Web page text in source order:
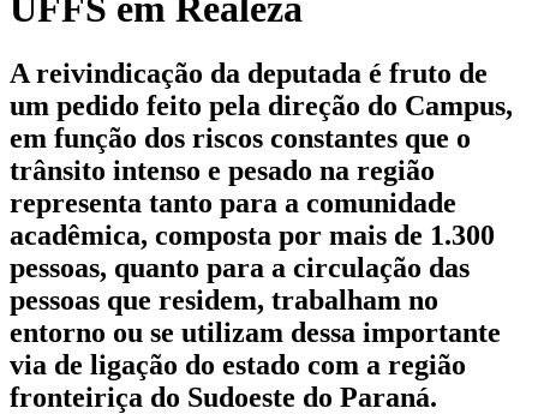
UFFS em Realeza
A reivindicação da deputada é fruto de
um pedido feito pela direção do Campus,
em função dos riscos constantes que o
trânsito intenso e pesado na região
representa tanto para a comunidade
acadêmica, composta por mais de 1.300
pessoas, quanto para a circulação das
pessoas que residem, trabalham no
entorno ou se utilizam dessa importante
via de ligação do estado com a região
fronteiriça do Sudoeste do Paraná.